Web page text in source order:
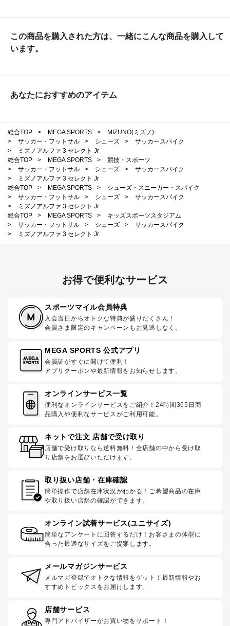
この商品を購入された方は、一緒にこんな商品を購入して
います。
あなたにおすすめのアイテム
総合TOP > MEGA SPORTS >
MIZUNO(ミズノ)
>
サッカー・フットサル > シューズ >
サッカースパイク
>
ミズノアルファ 3 セレクト Jr
総合TOP
> MEGA SPORTS >
競技・スポーツ
>
サッカー・フットサル > シューズ >
サッカースパイク
>
ミズノアルファ 3 セレクト Jr
総合TOP
> MEGA SPORTS >
シューズ・スニーカー・スパイク
>
サッカー・フットサル > シューズ >
サッカースパイク
>
ミズノアルファ 3 セレクト Jr
総合TOP
> MEGA SPORTS >
キッズスポーツスタジアム
>
サッカー・フットサル > シューズ >
サッカースパイク
>
ミズノアルファ 3 セレクト Jr
お得で便利なサービス
スポーツマイル会員特典
入会当日からオトクな特典が盛りだくさん！
会員さま限定のキャンペーンもお見逃しなく。
MEGA SPORTS 公式アプリ
会員証がすぐに開けて便利！
アプリクーポンや最新情報をお知らせします。
オンラインサービス一覧
便利なオンラインサービスをご紹介！24時間365日商
品購入や便利なサービスがご利用可能。
ネットで注文 店舗で受け取り
店舗で受け取りなら送料無料！全店舗の中から受け取
り店舗をお選びいただけます。
取り扱い店舗・在庫確認
簡単操作で店舗在庫状況がわかる！ご希望商品の在庫
や取り扱い店舗の確認ができます。
オンライン試着サービス(ユニサイズ)
簡単なアンケートに回答するだけ！お客さまの体型に
合った最適なサイズをご提案します。
メールマガジンサービス
メルマガ登録でオトクな情報をゲット！最新情報やお
すすめトピックスをお届けします。
店舗サービス
専門アドバイザーがお買い物をサポート！